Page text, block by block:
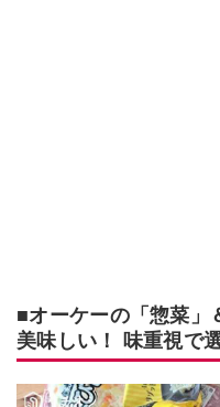
■オーケーの「惣菜」
美味しい！ 味重視で